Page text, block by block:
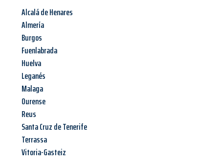
Alcalá de Henares
Almería
Burgos
Fuenlabrada
Huelva
Leganés
Malaga
Ourense
Reus
Santa Cruz de Tenerife
Terrassa
Vitoria-Gasteiz